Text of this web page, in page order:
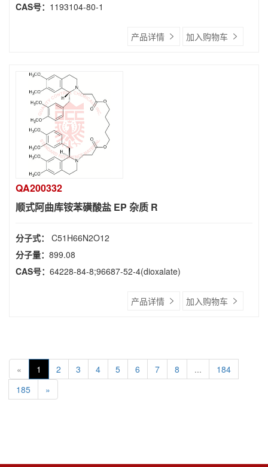
CAS号： 1193104-80-1
产品详情 加入购物车
QA200332
顺式阿曲库铵苯磺酸盐 EP 杂质 R
分子式： C51H66N2O12
分子量： 899.08
CAS号： 64228-84-8;96687-52-4(dioxalate)
产品详情 加入购物车
« 1 2 3 4 5 6 7 8 ...
184
185
»